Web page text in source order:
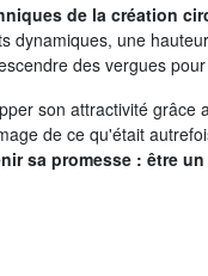
de la création
dynamiques, une
des vergues
son attractivité grâce
de ce qu'était
sa promesse : être